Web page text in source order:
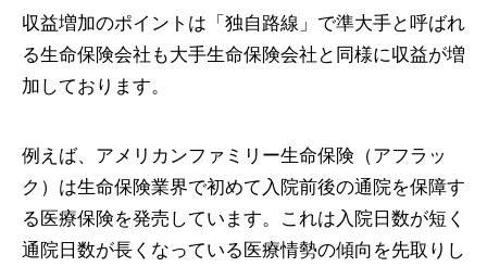
収益増加のポイントは「独自路線」で準大手と呼ばれ
る生命保険会社も大手生命保険会社と同様に収益が増
加しております。
例えば、アメリカンファミリー生命保険（アフラッ
ク）は生命保険業界で初めて入院前後の通院を保障す
る医療保険を発売しています。これは入院日数が短く
通院日数が長くなっている医療情勢の傾向を先取りし